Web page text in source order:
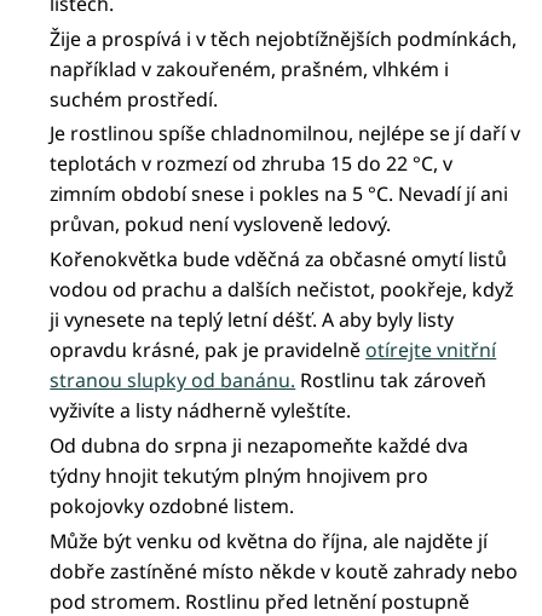
Žije a prospívá i v těch nejobtížnějších podmínkách,
například v zakouřeném, prašném, vlhkém i
suchém prostředí.
Je rostlinou spíše chladnomilnou, nejlépe se jí daří v
teplotách v rozmezí od zhruba 15 do 22 °C, v
zimním období snese i pokles na 5 °C. Nevadí jí ani
průvan, pokud není vysloveně ledový.
Kořenokvětka bude vděčná za občasné omytí listů
vodou od prachu a dalších nečistot, pookřeje, když
ji vynesete na teplý letní déšť. A aby byly listy
opravdu krásné, pak je pravidelněotírejte vnitřní
stranou slupky od banánu. Rostlinu tak zároveň
vyživíte a listy nádherně vyleštíte.
Od dubna do srpna ji nezapomeňte každé dva
týdny hnojit tekutým plným hnojivem pro
pokojovky ozdobné listem.
Může být venku od května do října, ale najděte jí
dobře zastíněné místo někde v koutě zahrady nebo
pod stromem. Rostlinu před letnění postupně